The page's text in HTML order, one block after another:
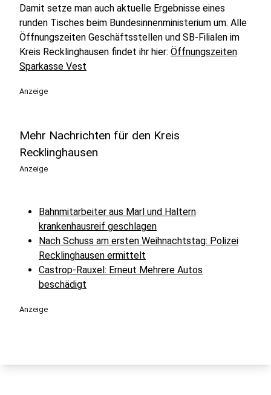
Damit setze man auch aktuelle Ergebnisse eines
runden Tisches beim Bundesinnenministerium um. Alle
Öffnungszeiten Geschäftsstellen und SB-Filialen im
Kreis Recklinghausen findet ihr hier: Öffnungszeiten
Sparkasse Vest
Anzeige
Mehr Nachrichten für den Kreis
Recklinghausen
Anzeige
Bahnmitarbeiter aus Marl und Haltern
krankenhausreif geschlagen
Nach Schuss am ersten Weihnachtstag: Polizei
Recklinghausen ermittelt
Castrop-Rauxel: Erneut Mehrere Autos
beschädigt
Anzeige